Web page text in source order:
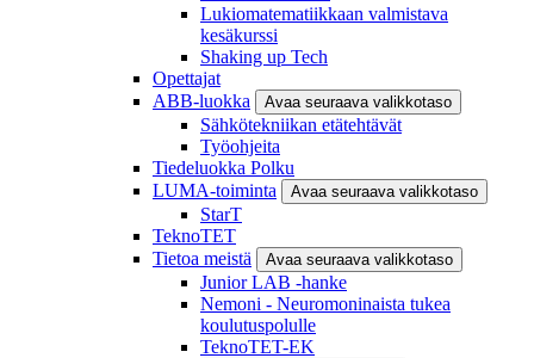
Lukiomatematiikkaan valmistava
kesäkurssi
Shaking up Tech
Opettajat
ABB-luokka
Avaa seuraava valikkotaso
Sähkötekniikan etätehtävät
Työohjeita
Tiedeluokka Polku
LUMA-toiminta
Avaa seuraava valikkotaso
StarT
TeknoTET
Tietoa meistä
Avaa seuraava valikkotaso
Junior LAB -hanke
Nemoni - Neuromoninaista tukea
koulutuspolulle
TeknoTET-EK